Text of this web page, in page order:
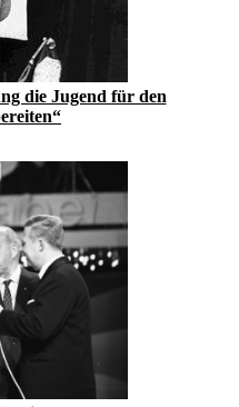
die Jugend für den